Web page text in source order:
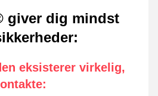
giver dig mindst
:
eksisterer virkelig,
: